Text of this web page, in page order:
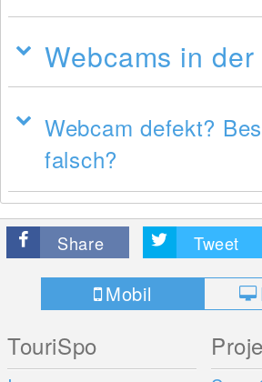
Webcams in
Webcam defekt?
falsch?
Share Tweet
Mobil
TouriSpo